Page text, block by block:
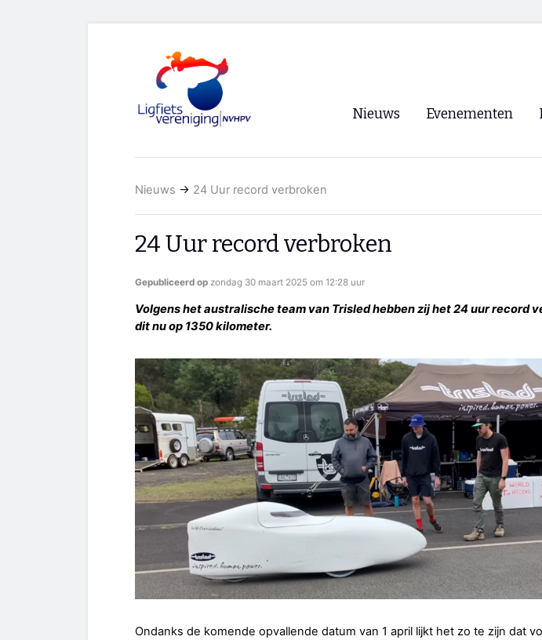
Nieuws Evenementen
WK Ligfietsen 2026
CycleVision
Nieuws → 24 Uur record verbroken
24 Uur record verbroken
Gepubliceerd op zondag 30 maart 2025 om 12:28 uur
Volgens het australische team van Trisled hebben zij het 24 uur record
dit nu op 1350 kilometer.
Ondanks de komende opvallende datum van 1 april lijkt het zo te zijn dat